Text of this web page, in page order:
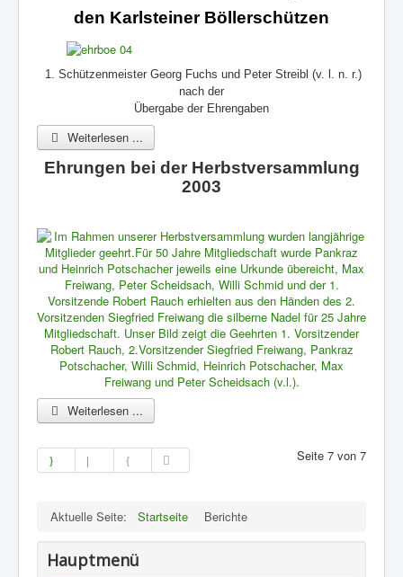
den Karlsteiner Böllerschützen
1. Schützenmeister Georg Fuchs und Peter Streibl (v. l. n. r.)
nach der
Übergabe der Ehrengaben
Weiterlesen ...
Ehrungen bei der Herbstversammlung
2003
Weiterlesen ...
Seite 7 von 7
Aktuelle Seite: Startseite Berichte
Hauptmenü